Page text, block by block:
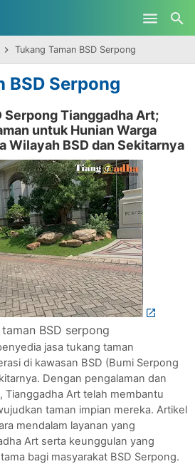
Tukang Taman BSD Serpong
BSD Serpong
Serpong Tianggadha Art;
untuk Hunian Warga
Wilayah BSD dan Sekitarnya
BSD serpong
jasa tukang taman
di kawasan BSD (Bumi Serpong
Dengan pengalaman dan
Tianggadha Art telah membantu
taman impian mereka. Artikel
mendalam layanan yang
Art serta keunggulan yang
bagi masyarakat BSD Serpong.